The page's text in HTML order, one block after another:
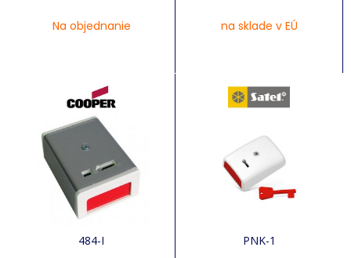
Na objednanie na sklade v EÚ
484-I PNK-1